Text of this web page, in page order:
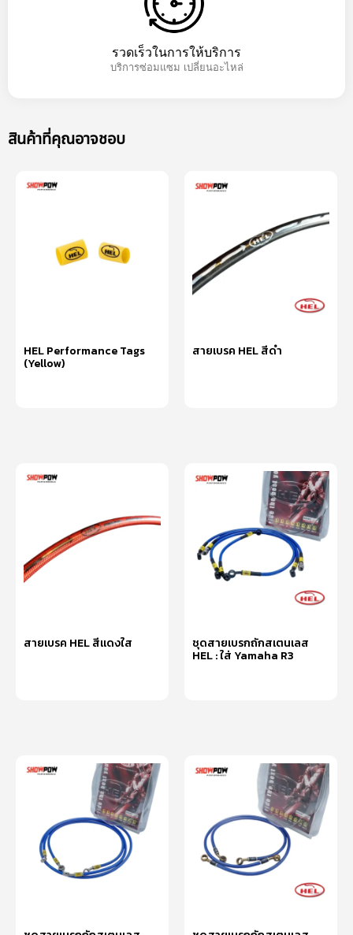
รวดเร็วในการให้บริการ
บริการซ่อมแซม เปลี่ยนอะไหล่
สินค้าที่คุณอาจชอบ
HEL Performance Tags
(Yellow)
สายเบรค HEL สีดำ
สายเบรค HEL สีแดงใส ชุดสายเบรกถักสเตนเลส
HEL : ใส่ Yamaha R3